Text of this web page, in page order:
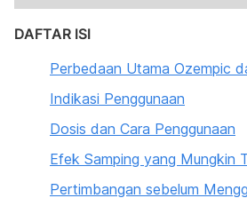
DAFTAR ISI
Perbedaan Utama Ozempic
Indikasi Penggunaan
Dosis dan Cara Penggunaan
Efek Samping yang Mungkin
Pertimbangan sebelum